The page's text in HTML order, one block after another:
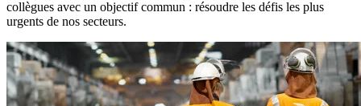
collègues avec un objectif commun : résoudre les défis les plus
urgents de nos secteurs.